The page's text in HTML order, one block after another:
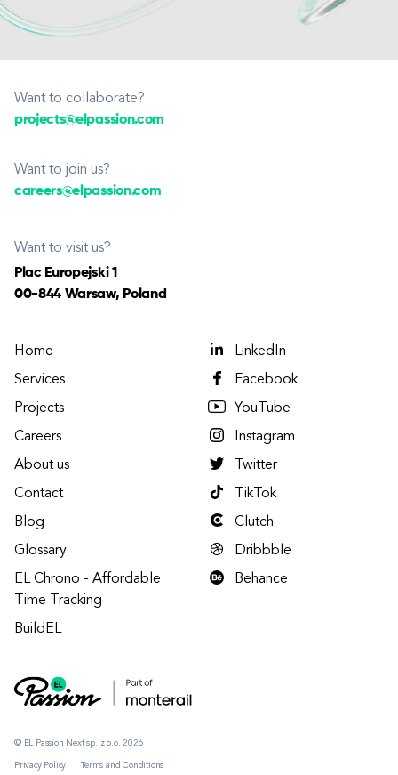
Want to collaborate?
projects@elpassion.com
Want to join us?
careers@elpassion.com
Want to visit us?
Plac Europejski 1
00-844 Warsaw, Poland
© EL Passion Next sp. z o.o. 2026
Privacy Policy Terms and Conditions
Home
Services
Projects
Careers
About us
Contact
Blog
Glossary
EL Chrono - Affordable
Time Tracking
BuildEL
LinkedIn
Facebook
YouTube
Instagram
Twitter
TikTok
Clutch
Dribbble
Behance